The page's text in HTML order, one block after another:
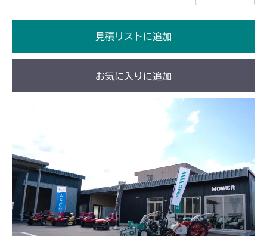
本体 FIG39 刈刃カバー(CE USA)
本体 FIG28 刈刃カバー
CM2203YC/YCV/YCV1
本体 FIG26 刈刃カバー(標準)
CM2403HC/HCS
本体 FIG25 刈刃カバー
本体 FIG25 刈刃カバー
CMX1402HC
本体 FIG28 刈刃カバー
CMX186
本体 FIG29 刈刃カバー(標準)
CMX224
見積リストに追加
お気に入りに追加